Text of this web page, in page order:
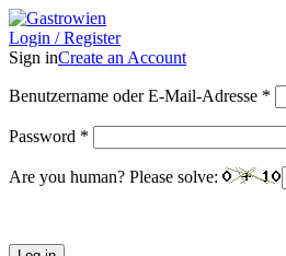
Login / Register
Sign inCreate an Account
Benutzername oder E-Mail-Adresse *
Password *
Are you human? Please solve: